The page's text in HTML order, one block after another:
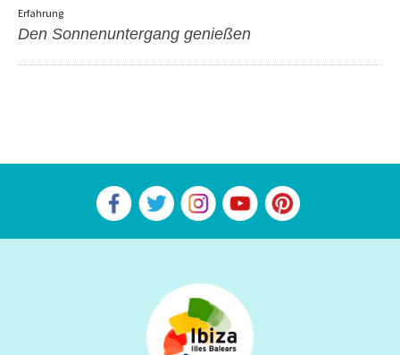
Erfahrung
Den Sonnenuntergang genießen